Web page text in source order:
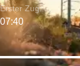
Erster Zug:
07:40